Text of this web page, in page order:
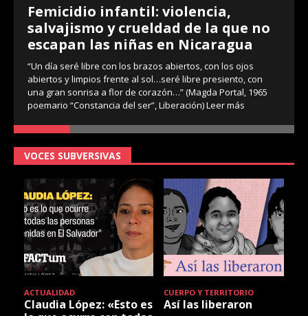
Femicidio infantil: violencia,
salvajismo y crueldad de la que no
escapan las niñas en Nicaragua
“Un día seré libre con los brazos abiertos, con los ojos
abiertos y limpios frente al sol…seré libre presiento, con
una gran sonrisa a flor de corazón…” (Magda Portal, 1965
poemario “Constancia del ser”, Liberación)Leer más
VOCES SUBVERSIVAS
ACTUALIDAD
Claudia López: «Esto es
CUERPO Y TERRITORIO
Así las liberaron